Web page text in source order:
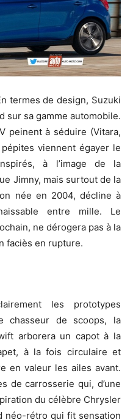
termes de design, Suzuki
sur sa gamme automobile.
peinent à séduire (Vitara,
viennent égayer le
à l’image de la
Jimny, mais surtout de la
née en 2004, décline à
entre mille. Le
ne dérogera pas à la
faciès en rupture.
les prototypes
chasseur de scoops, la
arborera un capot à la
à la fois circulaire et
en valeur les ailes avant.
de carrosserie qui, d’une
du célèbre Chrysler
néo-rétro qui fit sensation